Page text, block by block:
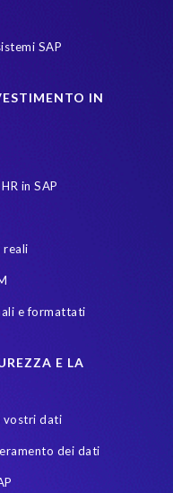
data for testing
Central Payroll
Upgrade
dalla privacy
of test data
SAP
IN
in SAP
reali
e formattati
E LA
vostri dati
dei dati